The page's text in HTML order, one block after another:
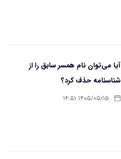
آیا می‌توان نام همسر سابق را از
شناسنامه حذف کرد؟
۱۴۰۵/۰۵/۱۵ ۱۴:۵۱